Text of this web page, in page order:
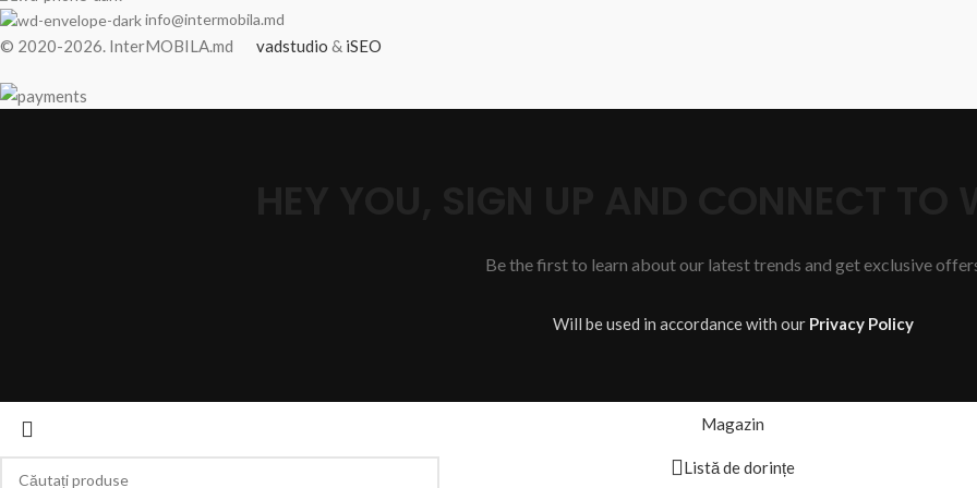
info@intermobila.md
© 2020-2026. InterMOBILA.md vadstudio & iSEO
Be the first to learn about our latest trends and get exclusive
Will be used in accordance with our Privacy Policy
Magazin
Listă de dorințe